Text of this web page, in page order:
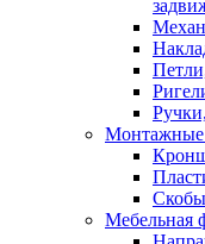
Монтажные
Мебельная